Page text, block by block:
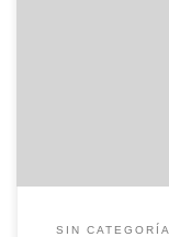
SIN CATEGORÍA